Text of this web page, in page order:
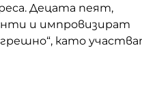
Децата пеят,
и импровизират
като